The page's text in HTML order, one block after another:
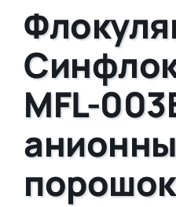
MFL-
порошок